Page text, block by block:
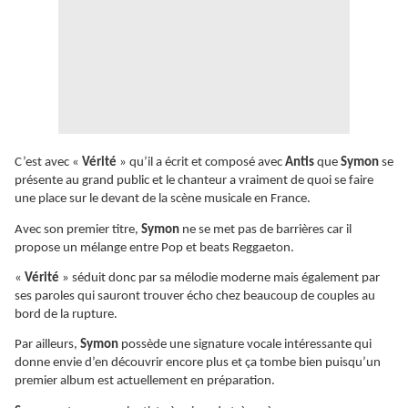
C’est avec « Vérité » qu’il a écrit et composé avec Antis que Symon se
présente au grand public et le chanteur a vraiment de quoi se faire
une place sur le devant de la scène musicale en France.
Avec son premier titre, Symon ne se met pas de barrières car il
propose un mélange entre Pop et beats Reggaeton.
« Vérité » séduit donc par sa mélodie moderne mais également par
ses paroles qui sauront trouver écho chez beaucoup de couples au
bord de la rupture.
Par ailleurs, Symon possède une signature vocale intéressante qui
donne envie d’en découvrir encore plus et ça tombe bien puisqu’un
premier album est actuellement en préparation.